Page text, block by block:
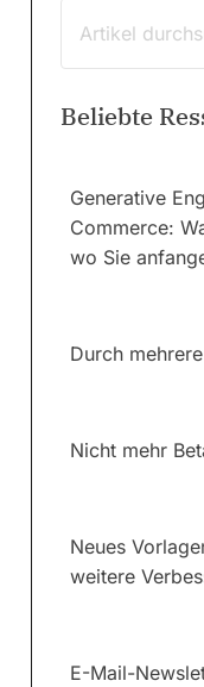
Beliebte
Generative
Commerce:
wo Sie
Durch
Nicht mehr
Neues
weitere
E-Mail-